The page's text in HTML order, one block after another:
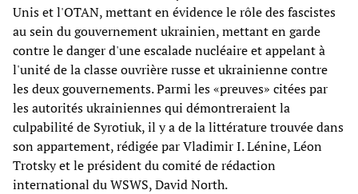
Unis et l'OTAN, mettant en évidence le rôle des fascistes
au sein du gouvernement ukrainien, mettant en garde
contre le danger d'une escalade nucléaire et appelant à
l'unité de la classe ouvrière russe et ukrainienne contre
les deux gouvernements. Parmi les «preuves» citées par
les autorités ukrainiennes qui démontreraient la
culpabilité de Syrotiuk, il y a de la littérature trouvée dans
son appartement, rédigée par Vladimir I. Lénine, Léon
Trotsky et le président du comité de rédaction
international du WSWS, David North.